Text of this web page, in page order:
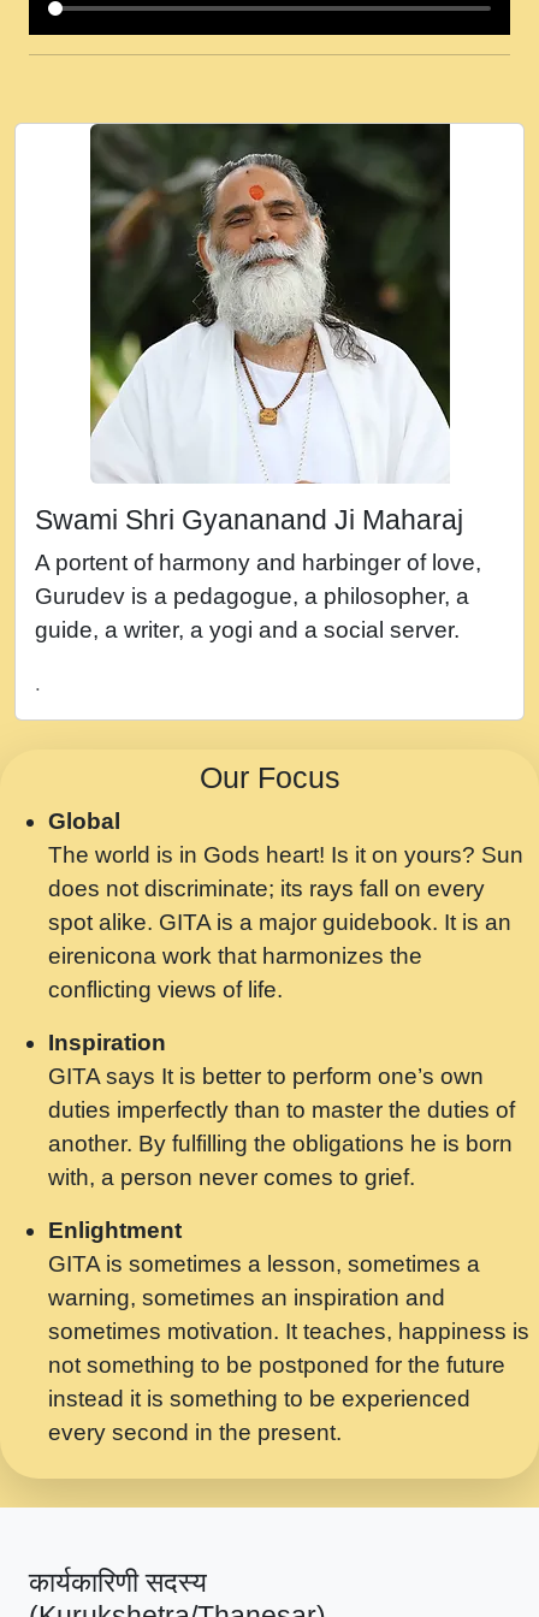
कई पकड क मर हथ र मह वदवन पहच दय! मह जन
Ki - Krishna Bhajan - New Bhajan 2020
#Ishwar Bhakti.mp3
जब से गीता ज्ञान पाया मैं बड़ी मस्ती में हूँ । 2018 -
Rishikesh - Ratan Ji Rasik.mp3
तन हल दल द सनव मड उतत सर रख क, नल रव त
गल लग जव त सर उतत हथ रख द!.mp3
तू कर प्रीतम से प्रीत, यूहीं दिन बीतते जाते हैं ।
2018 - Rishikesh - Swami Gyananand Ji
Maharaj.mp3
न म गवद गपल गद फर, पयर महन न रझद फर! shri
नह भरस रह लडडल... अपन खट करम क !!!! मह दद
सहर चरण क .....mp3
बगड नसब कसन सवर तर बगर Shri ravinandan
shastri ji maharaj.mp3
Chahe Ram Ho Chahe Shyam Ho.mp3
मझ अपन जवन बनन न आय, रठ हर क मनन न आय
Shri ravinandan shastri ji maharaj.mp3
मन अशांत मंत्र जाप - गीता प्रेरणा -Swami
Gyananand Ji Maharaj.mp3
मन बध लय परम वल कगन Special Shyam
Saawariya.mp3
मर गनय न अपरध लडडल शर रध.... Shri
ravinandan shastri ji maharaj.mp3
मेरे मन हरी का ध्यान लगा - भजन भाव - 2018 -
Rishikesh - Swami Gyananand Ji
Maharaj.mp3
यह हसरत तलब ह नकज कमर Yahi Hasraten
Talab Hai Bhav Pravah #bhajan.mp3
लडल ज बल ल क ज न लग Sadhvi Purnima Ji
7.9.2021 जवल नगर दलल #बसर.mp3
सख भ मझ पयर ह दख भ मझ पयर ह!छड म कस दत
सपरहट भजन 2021 - तर अखय ह जद भर बहर ज म
सपरहट शयम भजन - जय जय शयम जय जय शयम
Swami Shri Gyananand Ji Maharaj
A portent of harmony and harbinger of love,
Gurudev is a pedagogue, a philosopher, a
guide, a writer, a yogi and a social server.
.
Our Focus
Global
The world is in Gods heart! Is it on yours? Sun
does not discriminate; its rays fall on every
spot alike. GITA is a major guidebook. It is an
eirenicona work that harmonizes the
conflicting views of life.
Inspiration
GITA says It is better to perform one’s own
duties imperfectly than to master the duties of
another. By fulfilling the obligations he is born
with, a person never comes to grief.
Enlightment
GITA is sometimes a lesson, sometimes a
warning, sometimes an inspiration and
sometimes motivation. It teaches, happiness is
not something to be postponed for the future
instead it is something to be experienced
every second in the present.
कार्यकारिणी सदस्य